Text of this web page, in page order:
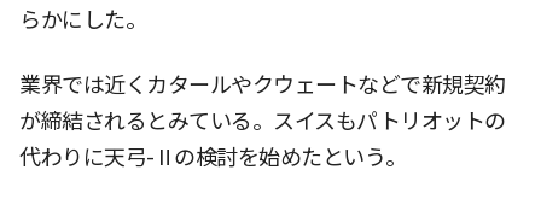
らかにした。
業界では近くカタールやクウェートなどで新規契約
が締結されるとみている。スイスもパトリオットの
代わりに天弓-Ⅱの検討を始めたという。